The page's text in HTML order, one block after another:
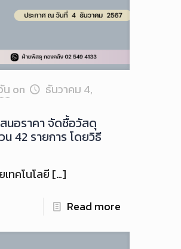
น on
ธันวาคม 4,
สนอราคา จัดซื้อวัสดุ
42 รายการ โดยวิธี
ทคโนโลยี […]
Read more